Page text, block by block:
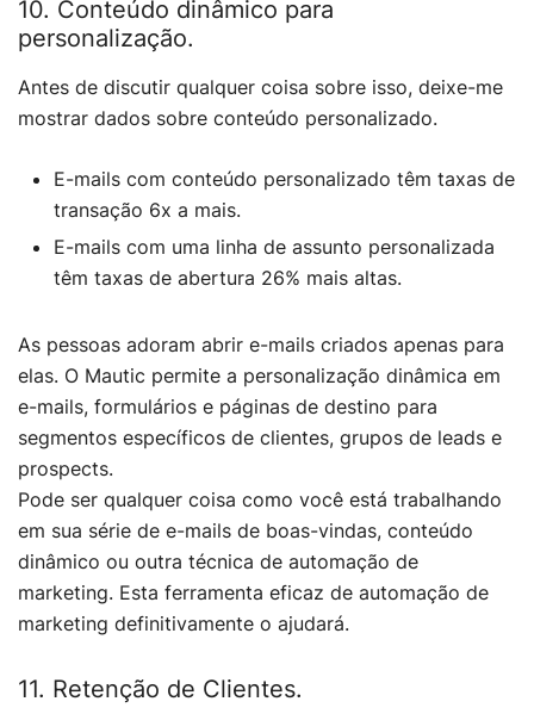
10. Conteúdo dinâmico para
personalização.
Antes de discutir qualquer coisa sobre isso, deixe-me
mostrar dados sobre conteúdo personalizado.
E-mails com conteúdo personalizado têm taxas de
transação 6x a mais.
E-mails com uma linha de assunto personalizada
têm taxas de abertura 26% mais altas.
As pessoas adoram abrir e-mails criados apenas para
elas. O Mautic permite a personalização dinâmica em
e-mails, formulários e páginas de destino para
segmentos específicos de clientes, grupos de leads e
prospects.
Pode ser qualquer coisa como você está trabalhando
em sua série de e-mails de boas-vindas, conteúdo
dinâmico ou outra técnica de automação de
marketing. Esta ferramenta eficaz de automação de
marketing definitivamente o ajudará.
11. Retenção de Clientes.